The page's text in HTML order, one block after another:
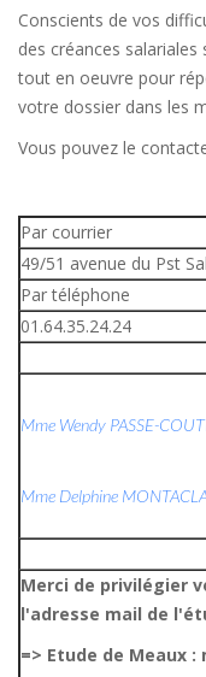
Conscients de vos
des créances
tout en oeuvre pour
votre dossier dans les
Vous pouvez le
Par courrier
49/51 avenue du Pst
Par téléphone
01.64.35.24.24
Mme Wendy PASSE-
Mme Delphine
Merci de privilégier
l'adresse mail de
=> Etude de Meaux :